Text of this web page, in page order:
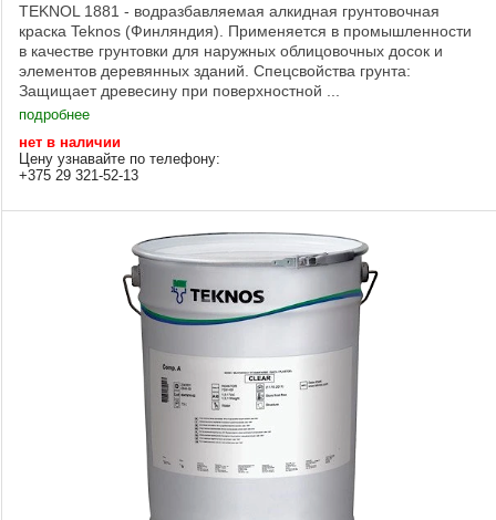
TEKNOL 1881 - водразбавляемая алкидная грунтовочная
краска Teknos (Финляндия). Применяется в промышленности
в качестве грунтовки для наружных облицовочных досок и
элементов деревянных зданий. Спецсвойства грунта:
Защищает древесину при поверхностной ...
подробнее
нет в наличии
Цену узнавайте по телефону:
+375 29 321-52-13